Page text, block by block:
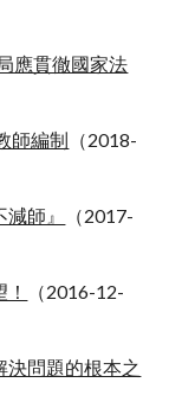
應貫徹國家法
師編制 （2018-
師』 （2017-
（2016-12-
決問題的根本之